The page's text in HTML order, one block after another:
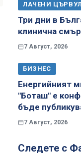
ЛАЧЕНИ
Три дни в
клинична
7 Август, 2026
БИЗНЕС
Енергийният
"Боташ" е
бъде
7 Август, 2026
Следете с